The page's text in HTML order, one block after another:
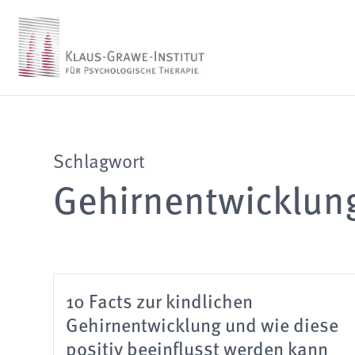
Schlagwort
10 Facts zur kindlichen
Gehirnentwicklung und wie diese
positiv beeinflusst werden kann